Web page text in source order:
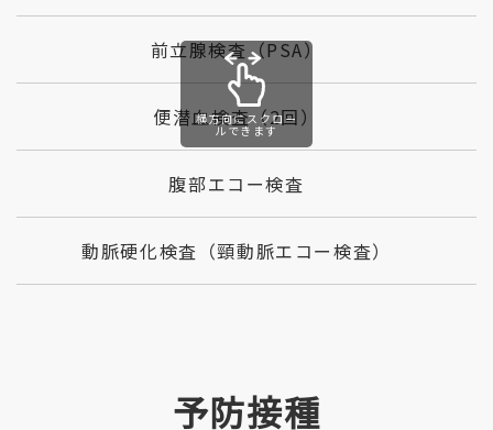
前立腺検査（PSA）
便潜血検査（2回）
腹部エコー検査
動脈硬化検査（頸動脈エコー検査）
横方向にスクロー
ルできます
予防接種